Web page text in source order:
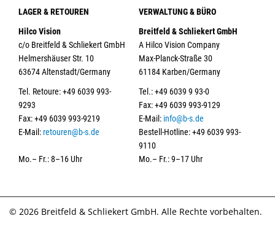
LAGER & RETOUREN
Hilco Vision
c/o Breitfeld & Schliekert GmbH
Helmershäuser Str. 10
63674 Altenstadt/Germany
Tel. Retoure: +49 6039 993-
9293
Fax: +49 6039 993-9219
E-Mail:retouren@b-s.de
Mo.– Fr.: 8–16 Uhr
VERWALTUNG & BÜRO
Breitfeld & Schliekert GmbH
A Hilco Vision Company
Max-Planck-Straße 30
61184 Karben/Germany
Tel.: +49 6039 9 93-0
Fax: +49 6039 993-9129
E-Mail: info@b-s.de
Bestell-Hotline: +49 6039 993-
9110
Mo.– Fr.: 9–17 Uhr
© 2026 Breitfeld & Schliekert GmbH. Alle Rechte vorbehalten.